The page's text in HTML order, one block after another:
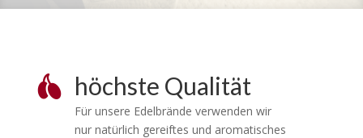
höchste Qualität
Für unsere Edelbrände verwenden wir
nur natürlich gereiftes und aromatisches